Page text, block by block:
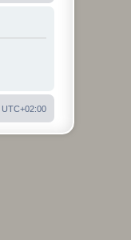
UTC+02:00